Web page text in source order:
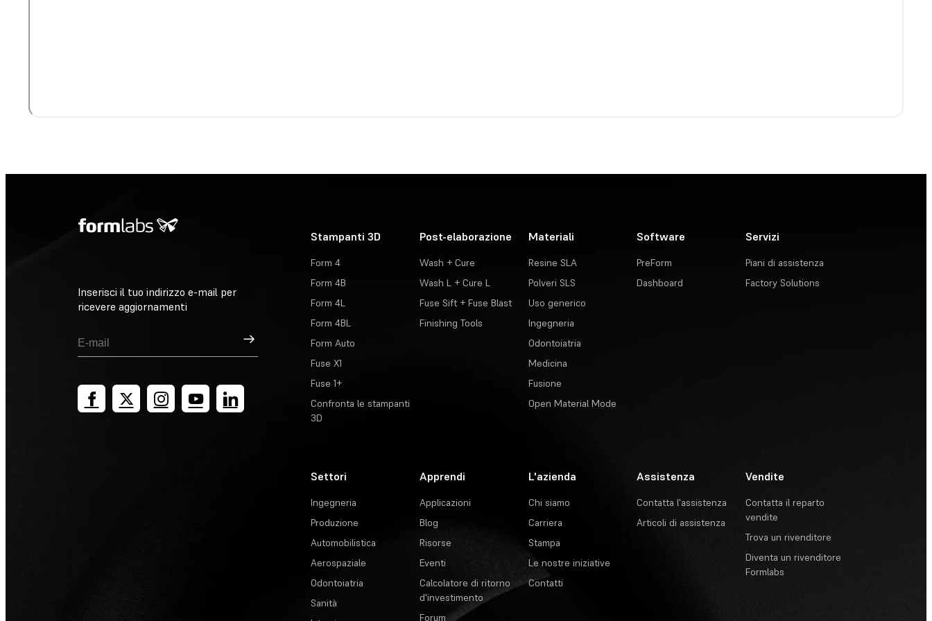
Inserisci il tuo indirizzo e-mail per
ricevere aggiornamenti
Registrati
Stampanti 3D
Form 4
Form 4B
Form 4L
Form 4BL
Form Auto
Fuse X1
Fuse 1+
Confronta le stampanti
3D
Post-elaborazione
Wash + Cure
Wash L + Cure L
Fuse Sift + Fuse Blast
Finishing Tools
Materiali
Resine SLA
Polveri SLS
Uso generico
Ingegneria
Odontoiatria
Medicina
Fusione
Open Material Mode
Software
PreForm
Dashboard
Servizi
Piani di assistenza
Factory Solutions
Settori
Ingegneria
Produzione
Automobilistica
Aerospaziale
Odontoiatria
Sanità
Apprendi
Applicazioni
Blog
Risorse
Eventi
Calcolatore di ritorno
d'investimento
Forum
L'azienda
Chi siamo
Carriera
Stampa
Le nostre iniziative
Contatti
Assistenza
Contatta l'assistenza
Articoli di assistenza
Vendite
Contatta il reparto
vendite
Trova un rivenditore
Diventa un rivenditore
Formlabs